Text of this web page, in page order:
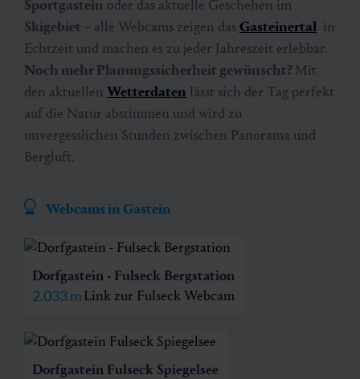
Sportgastein oder das aktuelle Geschehen im
Skigebiet – alle Webcams zeigen das Gasteinertal in
Echtzeit und machen es zu jeder Jahreszeit erlebbar.
Noch mehr Planungssicherheit gewünscht? Mit
den aktuellen Wetterdaten lässt sich der Tag perfekt
auf die Natur abstimmen und wird zu
unvergesslichen Stunden zwischen Panorama und
Bergluft.
Webcams in Gastein
Dorfgastein - Fulseck Bergstation
2.033 mLink zur Fulseck Webcam
Dorfgastein Fulseck Spiegelsee